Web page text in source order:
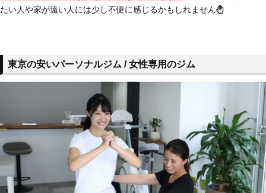
たい人や家が遠い人には少し不便に感じるかもしれません
東京の安いパーソナルジム / 女性専用のジム